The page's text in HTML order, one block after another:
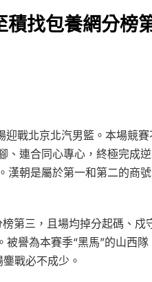
積找包養網分榜
戰北京北汽男籃。本場競
連合同心專心，終極完成
朝是屬於第一和第二的商
第三，且場均掉分起碼、
被譽為本賽季“黑馬”的山西
戰必不成少。